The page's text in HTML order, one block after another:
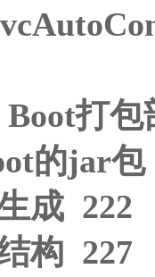
打包
的jar包
成 222
构 227